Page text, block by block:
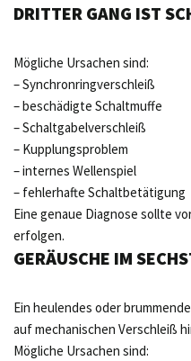
DRITTER GANG IST
Mögliche Ursachen sind:
– Synchronringverschleiß
– beschädigte Schaltmuffe
– Schaltgabelverschleiß
– Kupplungsproblem
– internes Wellenspiel
– fehlerhafte Schaltbetätigung
Eine genaue Diagnose sollte
erfolgen.
GERÄUSCHE IM
Ein heulendes oder
auf mechanischen Verschleiß
Mögliche Ursachen sind: